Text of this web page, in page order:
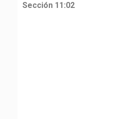
Sección 11:02